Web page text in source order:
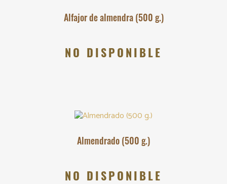
Alfajor de almendra (500 g.)
NO DISPONIBLE
Almendrado (500 g.)
NO DISPONIBLE